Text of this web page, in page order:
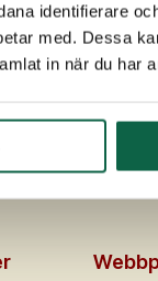
identifierare
med. Dessa
in när du har
Blå